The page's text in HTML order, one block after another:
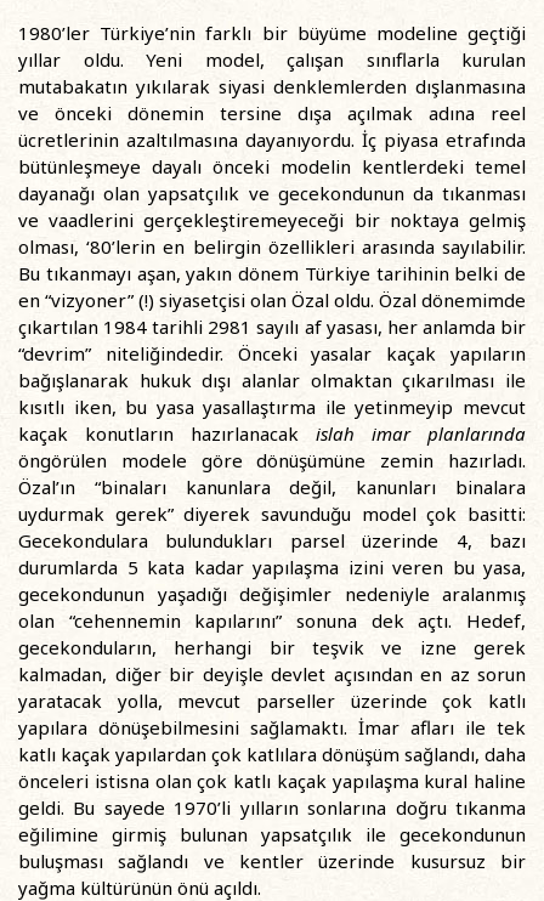
1980’ler Türkiye’nin farklı bir büyüme modeline geçtiği
yıllar oldu. Yeni model, çalışan sınıflarla kurulan
mutabakatın yıkılarak siyasi denklemlerden dışlanmasına
ve önceki dönemin tersine dışa açılmak adına reel
ücretlerinin azaltılmasına dayanıyordu. İç piyasa etrafında
bütünleşmeye dayalı önceki modelin kentlerdeki temel
dayanağı olan yapsatçılık ve gecekondunun da tıkanması
ve vaadlerini gerçekleştiremeyeceği bir noktaya gelmiş
olması, ‘80’lerin en belirgin özellikleri arasında sayılabilir.
Bu tıkanmayı aşan, yakın dönem Türkiye tarihinin belki de
en “vizyoner” (!) siyasetçisi olan Özal oldu. Özal dönemimde
çıkartılan 1984 tarihli 2981 sayılı af yasası, her anlamda bir
“devrim” niteliğindedir. Önceki yasalar kaçak yapıların
bağışlanarak hukuk dışı alanlar olmaktan çıkarılması ile
kısıtlı iken, bu yasa yasallaştırma ile yetinmeyip mevcut
kaçak konutların hazırlanacak islah imar planlarında
öngörülen modele göre dönüşümüne zemin hazırladı.
Özal’ın “binaları kanunlara değil, kanunları binalara
uydurmak gerek” diyerek savunduğu model çok basitti:
Gecekondulara bulundukları parsel üzerinde 4, bazı
durumlarda 5 kata kadar yapılaşma izini veren bu yasa,
gecekondunun yaşadığı değişimler nedeniyle aralanmış
olan “cehennemin kapılarını” sonuna dek açtı. Hedef,
gecekonduların, herhangi bir teşvik ve izne gerek
kalmadan, diğer bir deyişle devlet açısından en az sorun
yaratacak yolla, mevcut parseller üzerinde çok katlı
yapılara dönüşebilmesini sağlamaktı. İmar afları ile tek
katlı kaçak yapılardan çok katlılara dönüşüm sağlandı, daha
önceleri istisna olan çok katlı kaçak yapılaşma kural haline
geldi. Bu sayede 1970’li yılların sonlarına doğru tıkanma
eğilimine girmiş bulunan yapsatçılık ile gecekondunun
buluşması sağlandı ve kentler üzerinde kusursuz bir
yağma kültürünün önü açıldı.